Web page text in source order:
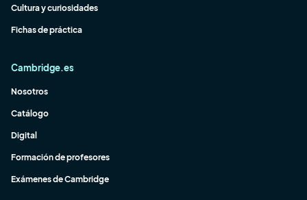
Cultura y curiosidades
Fichas de práctica
Cambridge.es
Nosotros
Catálogo
Digital
Formación de profesores
Exámenes de Cambridge